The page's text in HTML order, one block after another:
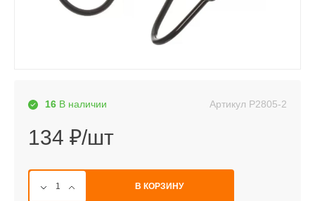
16 В наличии Артикул P2805-2
134 ₽/шт
В КОРЗИНУ